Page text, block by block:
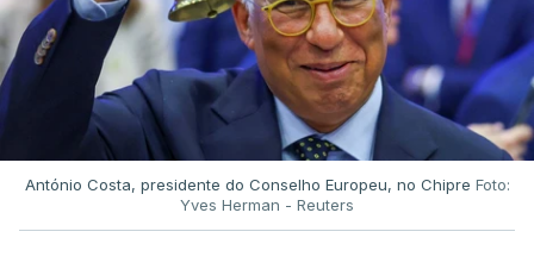
António Costa, presidente do Conselho Europeu, no Chipre Foto:
Yves Herman - Reuters